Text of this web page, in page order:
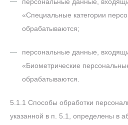
«Специальные категории
обрабатываются;
персональные данные,
«Биометрические
обрабатываются.
5.1.1 Способы обработки
указанной в п. 5.1, определены в